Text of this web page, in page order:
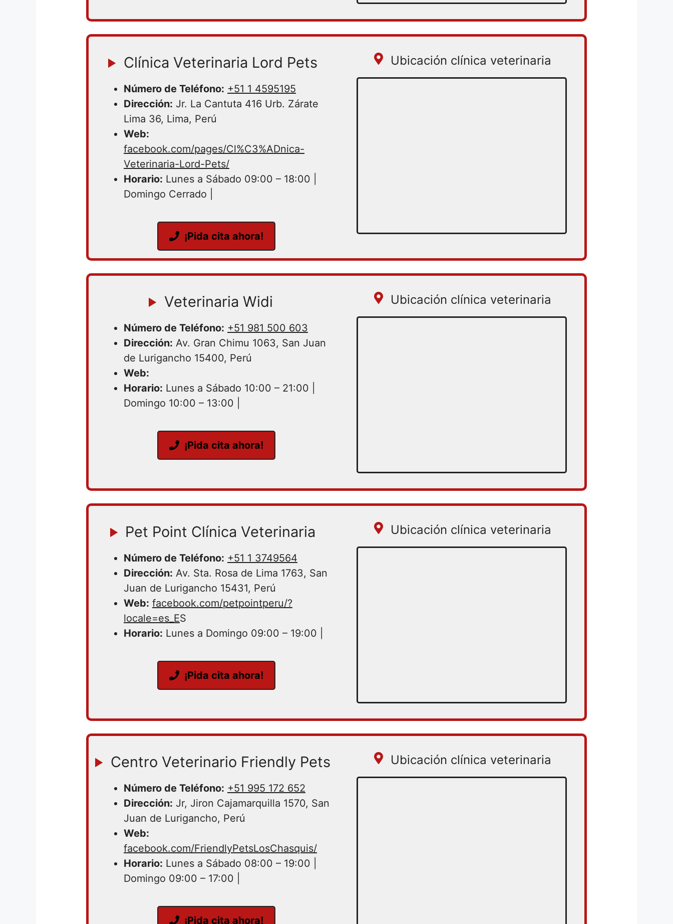
Clínica Veterinaria Lord Pets
Número de Teléfono: +51 1 4595195
Dirección: Jr. La Cantuta 416 Urb. Zárate
Lima 36, Lima, Perú
Web:
facebook.com/pages/Cl%C3%ADnica-
Veterinaria-Lord-Pets/
Horario: Lunes a Sábado 09:00 – 18:00 |
Domingo Cerrado |
¡Pida cita ahora!
Ubicación clínica veterinaria
Veterinaria Widi
Número de Teléfono: +51 981 500 603
Dirección: Av. Gran Chimu 1063, San Juan
de Lurigancho 15400, Perú
Web:
Horario: Lunes a Sábado 10:00 – 21:00 |
Domingo 10:00 – 13:00 |
¡Pida cita ahora!
Ubicación clínica veterinaria
Pet Point Clínica Veterinaria
Número de Teléfono: +51 1 3749564
Dirección: Av. Sta. Rosa de Lima 1763, San
Juan de Lurigancho 15431, Perú
Web: facebook.com/petpointperu/?
locale=es_ES
Horario: Lunes a Domingo 09:00 – 19:00 |
¡Pida cita ahora!
Ubicación clínica veterinaria
Centro Veterinario Friendly Pets
Número de Teléfono: +51 995 172 652
Dirección: Jr, Jiron Cajamarquilla 1570, San
Juan de Lurigancho, Perú
Web:
facebook.com/FriendlyPetsLosChasquis/
Horario: Lunes a Sábado 08:00 – 19:00 |
Domingo 09:00 – 17:00 |
¡Pida cita ahora!
Ubicación clínica veterinaria